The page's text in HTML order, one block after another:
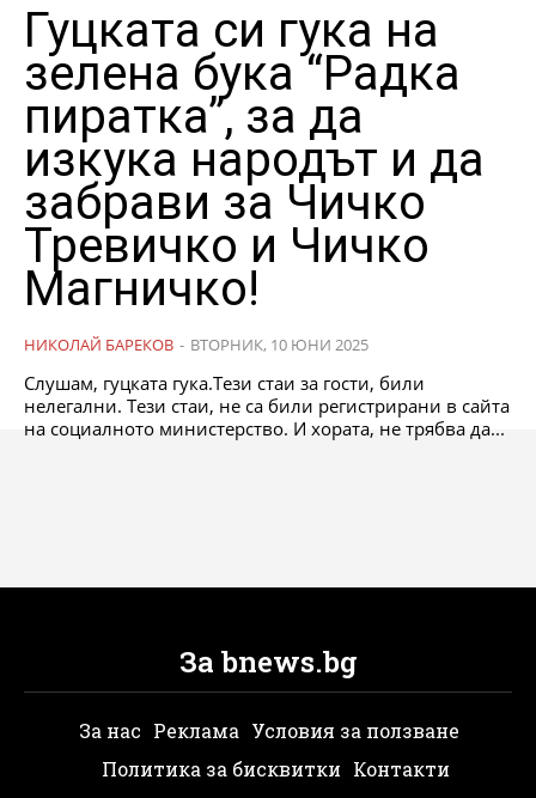
Гуцката си гука на
зелена бука “Радка
пиратка”, за да
изкука народът и да
забрави за Чичко
Тревичко и Чичко
Магничко!
НИКОЛАЙ БАРЕКОВ - ВТОРНИК, 10 ЮНИ 2025
Слушам, гуцката гука.Тези стаи за гости, били
нелегални. Тези стаи, не са били регистрирани в сайта
на социалното министерство. И хората, не трябва да...
За bnews.bg
За нас Реклама Условия за ползване
Политика за бисквитки Контакти